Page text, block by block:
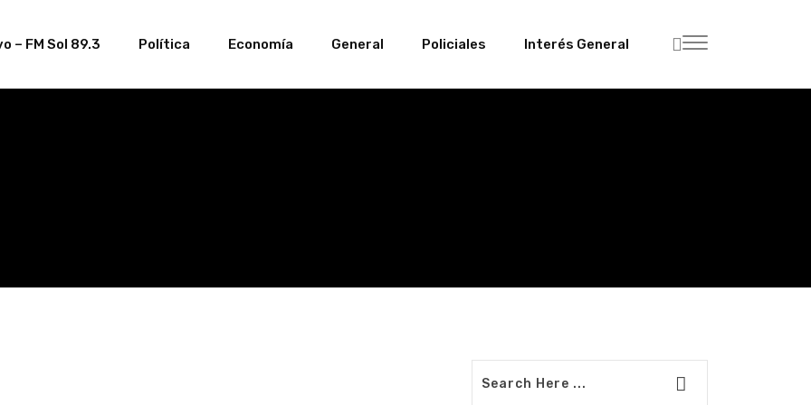
– FM Sol 89.3 Política Economía General Policiales Interés General